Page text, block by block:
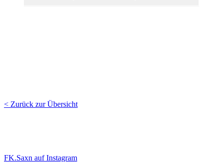
< Zurück zur Übersicht
FK.Saxn auf Instagram